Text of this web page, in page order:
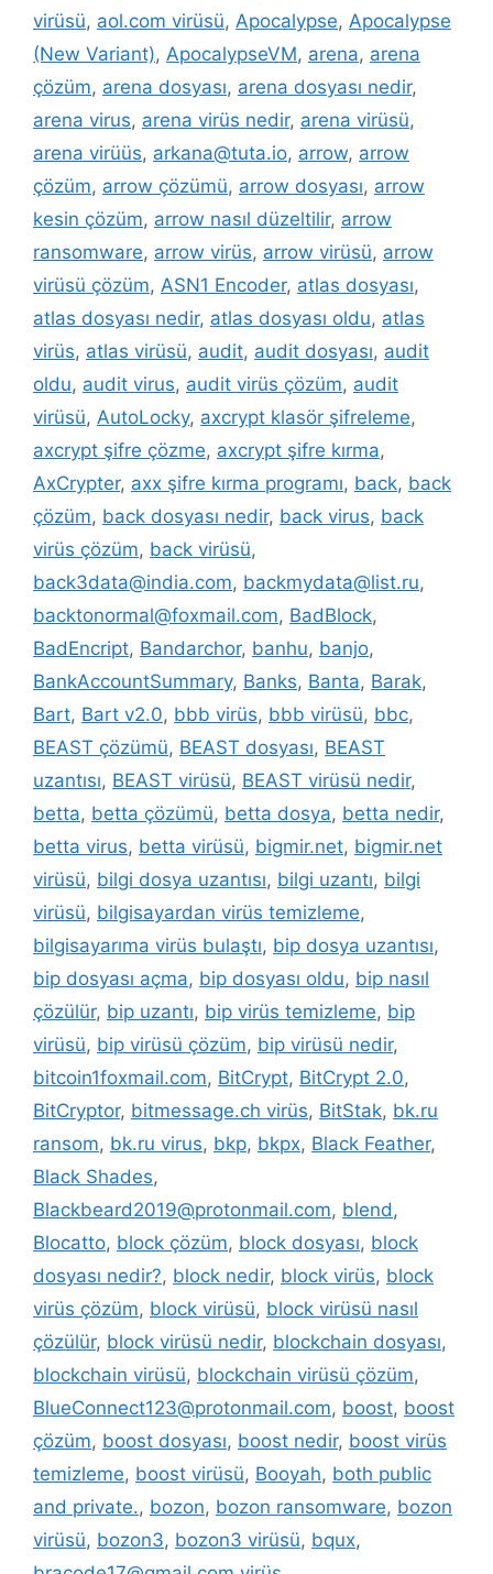
virüsü, aol.com virüsü, Apocalypse, Apocalypse
(New Variant), ApocalypseVM, arena, arena
çözüm, arena dosyası, arena dosyası nedir,
arena virus, arena virüs nedir, arena virüsü,
arena virüüs, arkana@tuta.io, arrow, arrow
çözüm, arrow çözümü, arrow dosyası, arrow
kesin çözüm, arrow nasıl düzeltilir, arrow
ransomware, arrow virüs, arrow virüsü, arrow
virüsü çözüm, ASN1 Encoder, atlas dosyası,
atlas dosyası nedir, atlas dosyası oldu, atlas
virüs, atlas virüsü, audit, audit dosyası, audit
oldu, audit virus, audit virüs çözüm, audit
virüsü, AutoLocky, axcrypt klasör şifreleme,
axcrypt şifre çözme, axcrypt şifre kırma,
AxCrypter, axx şifre kırma programı, back, back
çözüm, back dosyası nedir, back virus, back
virüs çözüm, back virüsü,
back3data@india.com, backmydata@list.ru,
backtonormal@foxmail.com, BadBlock,
BadEncript, Bandarchor, banhu, banjo,
BankAccountSummary, Banks, Banta, Barak,
Bart, Bart v2.0, bbb virüs, bbb virüsü, bbc,
BEAST çözümü, BEAST dosyası, BEAST
uzantısı, BEAST virüsü, BEAST virüsü nedir,
betta, betta çözümü, betta dosya, betta nedir,
betta virus, betta virüsü, bigmir.net, bigmir.net
virüsü, bilgi dosya uzantısı, bilgi uzantı, bilgi
virüsü, bilgisayardan virüs temizleme,
bilgisayarıma virüs bulaştı, bip dosya uzantısı,
bip dosyası açma, bip dosyası oldu, bip nasıl
çözülür, bip uzantı, bip virüs temizleme, bip
virüsü, bip virüsü çözüm, bip virüsü nedir,
bitcoin1foxmail.com, BitCrypt, BitCrypt 2.0,
BitCryptor, bitmessage.ch virüs, BitStak, bk.ru
ransom, bk.ru virus, bkp, bkpx, Black Feather,
Black Shades,
Blackbeard2019@protonmail.com, blend,
Blocatto, block çözüm, block dosyası, block
dosyası nedir?, block nedir, block virüs, block
virüs çözüm, block virüsü, block virüsü nasıl
çözülür, block virüsü nedir, blockchain dosyası,
blockchain virüsü, blockchain virüsü çözüm,
BlueConnect123@protonmail.com, boost, boost
çözüm, boost dosyası, boost nedir, boost virüs
temizleme, boost virüsü, Booyah, both public
and private., bozon, bozon ransomware, bozon
virüsü, bozon3, bozon3 virüsü, bqux,